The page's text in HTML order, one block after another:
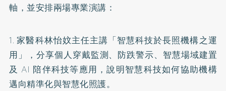
軸，並安排兩場專業演講：
1. 家醫科林怡妏主任主講「智慧科技於長照機構之運
用」，分享個人穿戴監測、防跌警示、智慧場域建置
及 AI 陪伴科技等應用，說明智慧科技如何協助機構
邁向精準化與智慧化照護。